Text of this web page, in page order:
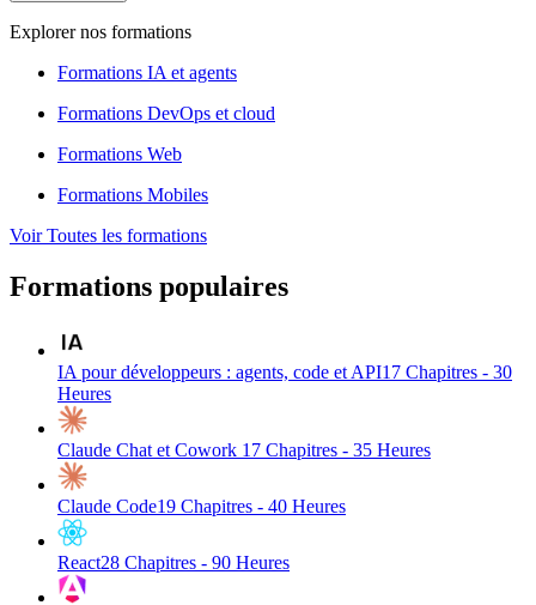
Explorer nos formations
Formations IA et agents
Formations DevOps et cloud
Formations Web
Formations Mobiles
Voir Toutes les formations
Formations populaires
IA pour développeurs : agents, code et API17 Chapitres - 30
Heures
Claude Chat et Cowork 17 Chapitres - 35 Heures
Claude Code19 Chapitres - 40 Heures
React28 Chapitres - 90 Heures